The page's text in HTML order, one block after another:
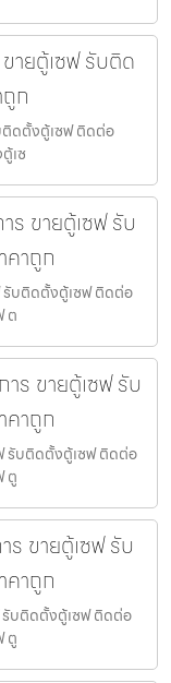
ายตู้เซฟ รับติด
ก
ติดตั้งตู้เซฟ ติดต่อ
เซ
ร ขายตู้เซฟ รับ
คาถูก
รับติดตั้งตู้เซฟ ติดต่อ
ต
ร ขายตู้เซฟ รับ
คาถูก
รับติดตั้งตู้เซฟ ติดต่อ
ตู
ร ขายตู้เซฟ รับ
คาถูก
รับติดตั้งตู้เซฟ ติดต่อ
ตู